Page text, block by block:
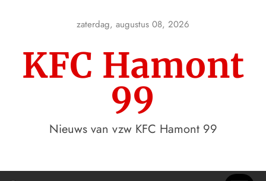
zaterdag, augustus 08, 2026
KFC Hamont
99
Nieuws van vzw KFC Hamont 99